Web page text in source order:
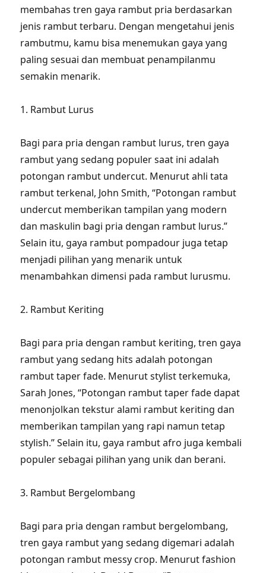
membahas tren gaya rambut pria berdasarkan
jenis rambut terbaru. Dengan mengetahui jenis
rambutmu, kamu bisa menemukan gaya yang
paling sesuai dan membuat penampilanmu
semakin menarik.
1. Rambut Lurus
Bagi para pria dengan rambut lurus, tren gaya
rambut yang sedang populer saat ini adalah
potongan rambut undercut. Menurut ahli tata
rambut terkenal, John Smith, “Potongan rambut
undercut memberikan tampilan yang modern
dan maskulin bagi pria dengan rambut lurus.”
Selain itu, gaya rambut pompadour juga tetap
menjadi pilihan yang menarik untuk
menambahkan dimensi pada rambut lurusmu.
2. Rambut Keriting
Bagi para pria dengan rambut keriting, tren gaya
rambut yang sedang hits adalah potongan
rambut taper fade. Menurut stylist terkemuka,
Sarah Jones, “Potongan rambut taper fade dapat
menonjolkan tekstur alami rambut keriting dan
memberikan tampilan yang rapi namun tetap
stylish.” Selain itu, gaya rambut afro juga kembali
populer sebagai pilihan yang unik dan berani.
3. Rambut Bergelombang
Bagi para pria dengan rambut bergelombang,
tren gaya rambut yang sedang digemari adalah
potongan rambut messy crop. Menurut fashion